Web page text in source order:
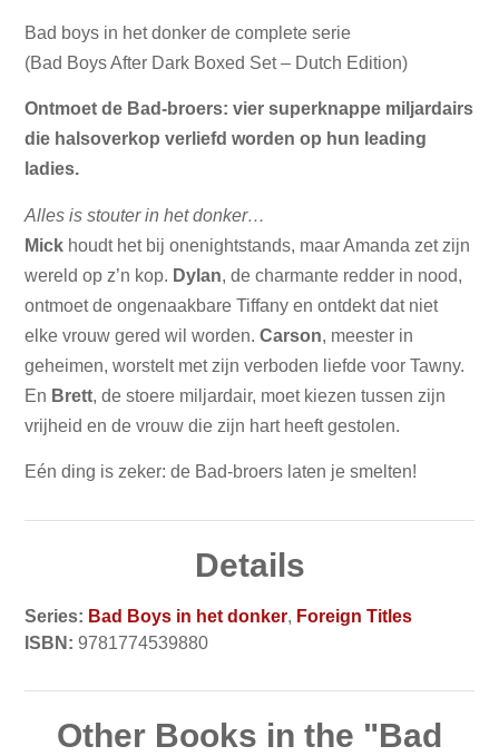
Bad boys in het donker de complete serie
(Bad Boys After Dark Boxed Set – Dutch Edition)
Ontmoet de Bad-broers: vier superknappe miljardairs
die halsoverkop verliefd worden op hun leading
ladies.
Alles is stouter in het donker…
Mick houdt het bij onenightstands, maar Amanda zet zijn
wereld op z’n kop. Dylan, de charmante redder in nood,
ontmoet de ongenaakbare Tiffany en ontdekt dat niet
elke vrouw gered wil worden.Carson, meester in
geheimen, worstelt met zijn verboden liefde voor Tawny.
En Brett, de stoere miljardair, moet kiezen tussen zijn
vrijheid en de vrouw die zijn hart heeft gestolen.
Eén ding is zeker: de Bad-broers laten je smelten!
Details
Series: Bad Boys in het donker, Foreign Titles
ISBN: 9781774539880
Other Books in the "Bad